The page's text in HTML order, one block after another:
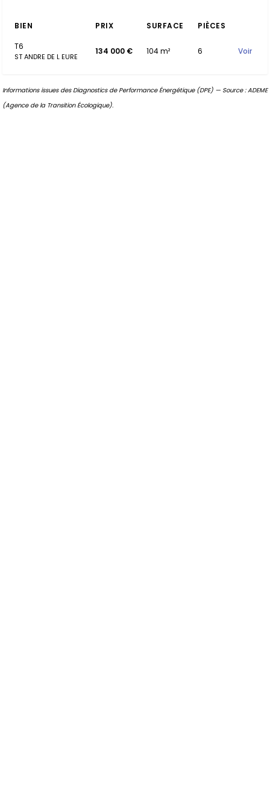
BIEN PRIX SURFACE
PIÈCES
T6
ST ANDRE DE L EURE
134 000 € 104 m² 6 Voir
Informations issues des Diagnostics de Performance Énergétique (DPE) — Source : ADEME
(Agence de la Transition Écologique).